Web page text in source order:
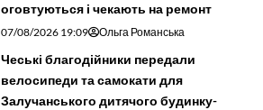
оговтуються і чекають на ремонт
07/08/2026 19:09 Ольга Романська
Чеські благодійники передали
велосипеди та самокати для
Залучанського дитячого будинку-